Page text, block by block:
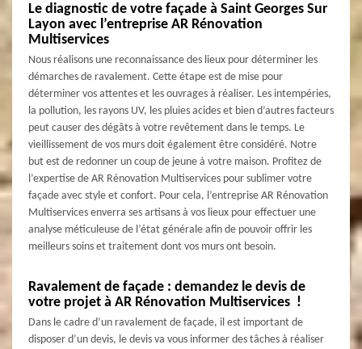
Le diagnostic de votre façade à Saint Georges Sur
Layon avec l’entreprise AR Rénovation
Multiservices
Nous réalisons une reconnaissance des lieux pour déterminer les
démarches de ravalement. Cette étape est de mise pour
déterminer vos attentes et les ouvrages à réaliser. Les intempéries,
la pollution, les rayons UV, les pluies acides et bien d’autres facteurs
peut causer des dégâts à votre revêtement dans le temps. Le
vieillissement de vos murs doit également être considéré. Notre
but est de redonner un coup de jeune à votre maison. Profitez de
l’expertise de AR Rénovation Multiservices pour sublimer votre
façade avec style et confort. Pour cela, l’entreprise AR Rénovation
Multiservices enverra ses artisans à vos lieux pour effectuer une
analyse méticuleuse de l’état générale afin de pouvoir offrir les
meilleurs soins et traitement dont vos murs ont besoin.
Ravalement de façade : demandez le devis de
votre projet à AR Rénovation Multiservices !
Dans le cadre d’un ravalement de façade, il est important de
disposer d’un devis, le devis va vous informer des tâches à réaliser